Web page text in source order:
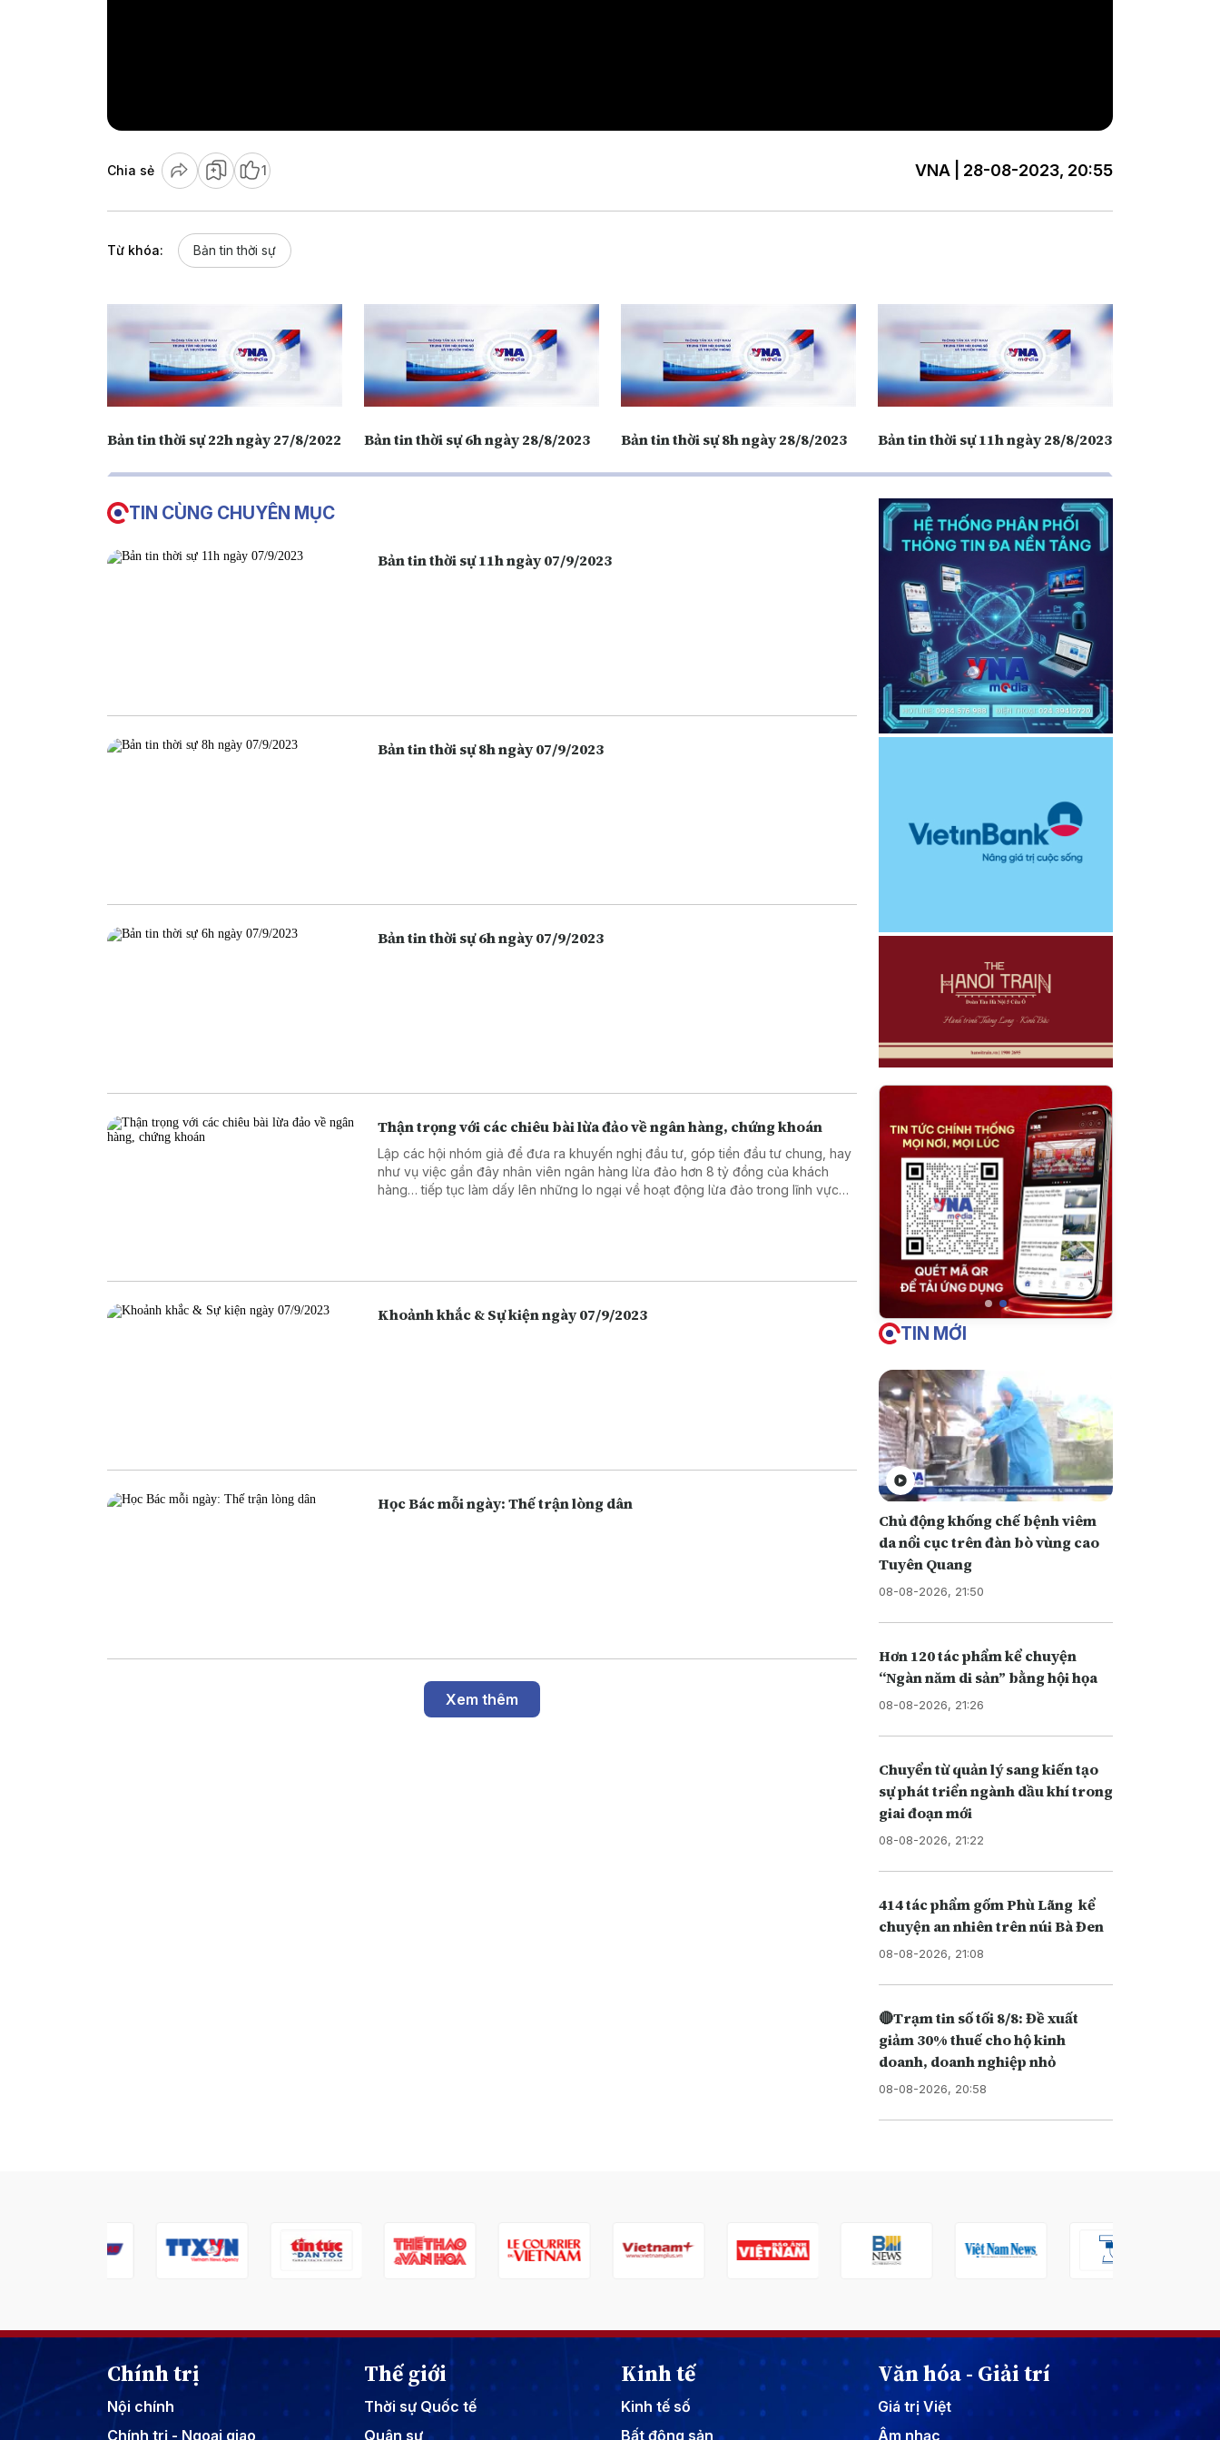
Chia sẻ 1 VNA | 28-08-2023, 20:55
Từ khóa: Bản tin thời sự
Bản tin thời sự 22h ngày 27/8/2022 Bản tin thời sự 6h ngày 28/8/2023 Bản tin thời sự 8h ngày 28/8/2023 Bản tin thời sự 11h ngày 28/8/2023
TIN CÙNG CHUYÊN MỤC
Bản tin thời sự 11h ngày 07/9/2023
Bản tin thời sự 8h ngày 07/9/2023
Bản tin thời sự 6h ngày 07/9/2023
Thận trọng với các chiêu bài lừa đảo về ngân hàng, chứng khoán
Lập các hội nhóm giả để đưa ra khuyến nghị đầu tư, góp tiền đầu tư chung, hay
như vụ việc gần đây nhân viên ngân hàng lừa đảo hơn 8 tỷ đồng của khách
hàng… tiếp tục làm dấy lên những lo ngại về hoạt động lừa đảo trong lĩnh vực
Khoảnh khắc & Sự kiện ngày 07/9/2023
Học Bác mỗi ngày: Thế trận lòng dân
Xem thêm
TIN MỚI
Chủ động khống chế bệnh viêm
da nổi cục trên đàn bò vùng cao
Tuyên Quang
08-08-2026, 21:50
Hơn 120 tác phẩm kể chuyện
“Ngàn năm di sản” bằng hội họa
08-08-2026, 21:26
Chuyển từ quản lý sang kiến tạo
sự phát triển ngành dầu khí trong
giai đoạn mới
08-08-2026, 21:22
414 tác phẩm gốm Phù Lãng kể
chuyện an nhiên trên núi Bà Đen
08-08-2026, 21:08
🔴Trạm tin số tối 8/8: Đề xuất
giảm 30% thuế cho hộ kinh
doanh, doanh nghiệp nhỏ
08-08-2026, 20:58
Chính trị
Nội chính
Chính trị - Ngoại giao
Thế giới
Thời sự Quốc tế
Quân sự
Kinh tế
Kinh tế số
Bất động sản
Văn hóa - Giải trí
Giá trị Việt
Âm nhạc